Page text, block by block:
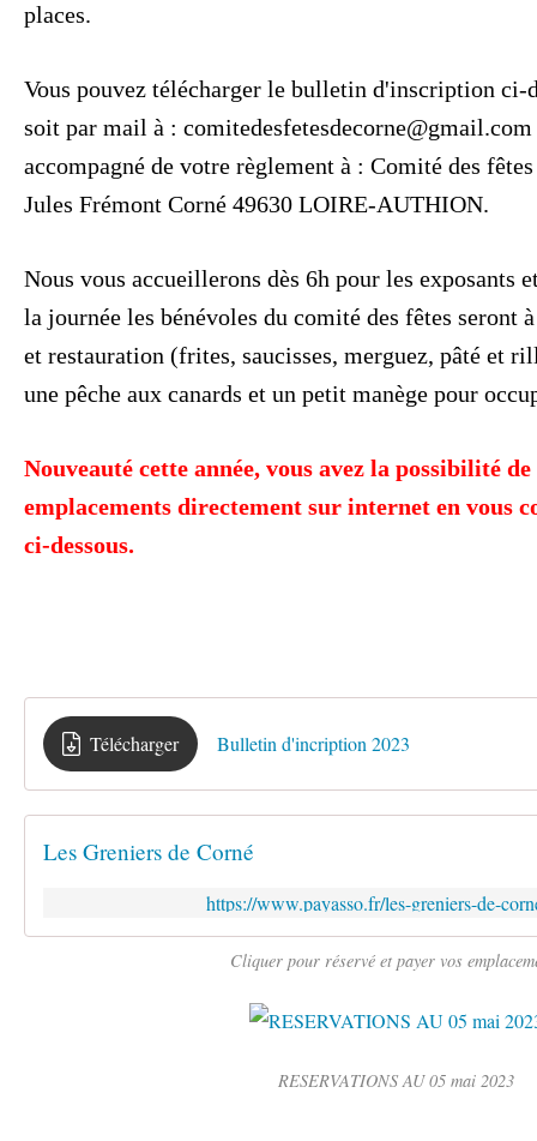
places.
Vous pouvez télécharger le bulletin d'inscription ci-
soit par mail à :
accompagné de votre règlement à : Comité des
Jules Frémont Corné 49630 LOIRE-AUTHION.
Nous vous accueillerons dès 6h pour les exposants
la journée les bénévoles du comité des fêtes seront
et restauration (frites, saucisses, merguez, pâté et
une pêche aux canards et un petit manège pour
Nouveauté cette année, vous avez la possibilité
emplacements directement sur internet en vous
ci-dessous.
Télécharger Bulletin d'incription 2023
Les Greniers de Corné
https://www.payasso.fr/les-greniers-de-
Cliquer pour réservé et payer vos
RESERVATIONS AU 05 mai 2023